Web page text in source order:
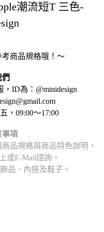
潮流短T 三色-
商品規格哦！～
ID為：@minidesign
，09:00～17:00
事項
品規格與商品特色說明，
或E-Mail諮詢。
品、內搭及鞋子。